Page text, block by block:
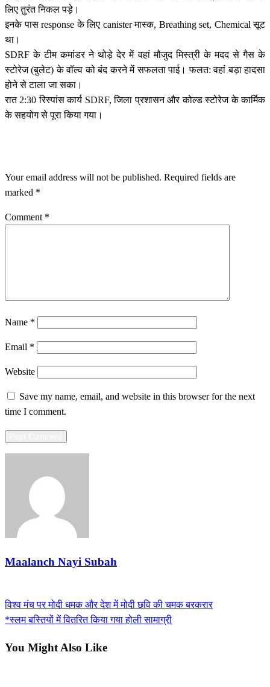
लिए तुरंत निकल पड़े।
इनके पास response के लिए canister मास्क, Breathing set, Chemical सूट
था।
SDRF के टीम कमांडर ने थोड़े देर में वहां मौजुद मिस्त्री के मदद से गैस के
स्टोरेज (बुलेट) के वॉल्व को बंद करने में सफलता पाई। फलत: वहां बड़ा हादसा
होने से टाला जा सका।
रात 2:30 रिस्पांस कार्य SDRF, जिला प्रशासन और कोल्ड स्टोरेज के कार्मिक
के सहयोग से पूरा किया गया।
Your email address will not be published. Required fields are
marked *
Comment *
Name *
Email *
Website
Save my name, email, and website in this browser for the next
time I comment.
Maalanch Nayi Subah
Post
Previous
Post
विश्व मंच पर मोदी धमक और देश में मोदी छवि की चमक बरकरार
Next
*स्लम बस्तियों में वितरित किया गया होली सामाग्री
You Might Also Like